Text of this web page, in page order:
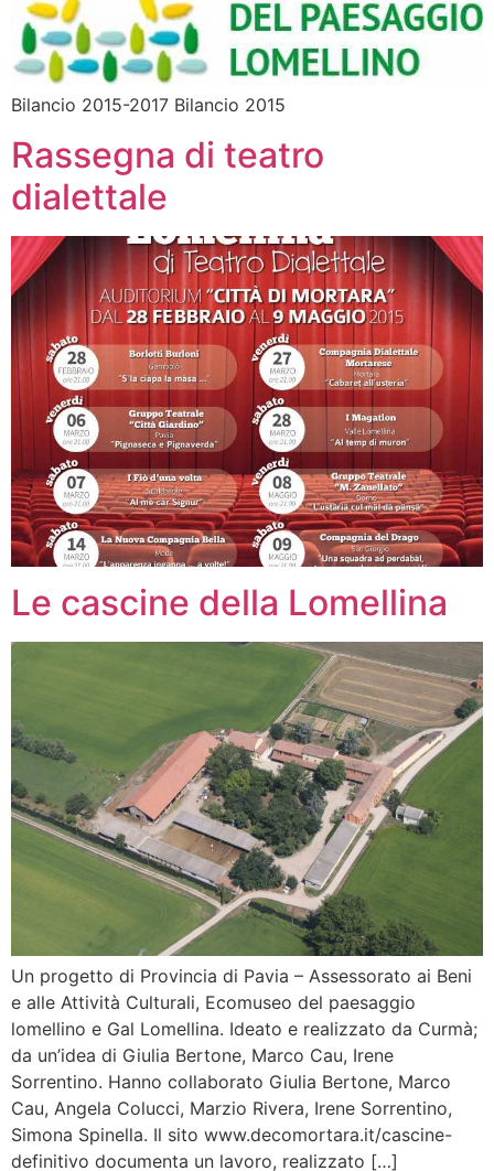
Bilancio 2015-2017 Bilancio 2015
Rassegna di teatro
dialettale
Le cascine della Lomellina
Un progetto di Provincia di Pavia – Assessorato ai Beni
e alle Attività Culturali, Ecomuseo del paesaggio
lomellino e Gal Lomellina. Ideato e realizzato da Curmà;
da un’idea di Giulia Bertone, Marco Cau, Irene
Sorrentino. Hanno collaborato Giulia Bertone, Marco
Cau, Angela Colucci, Marzio Rivera, Irene Sorrentino,
Simona Spinella. Il sito www.decomortara.it/cascine-
definitivo documenta un lavoro, realizzato […]